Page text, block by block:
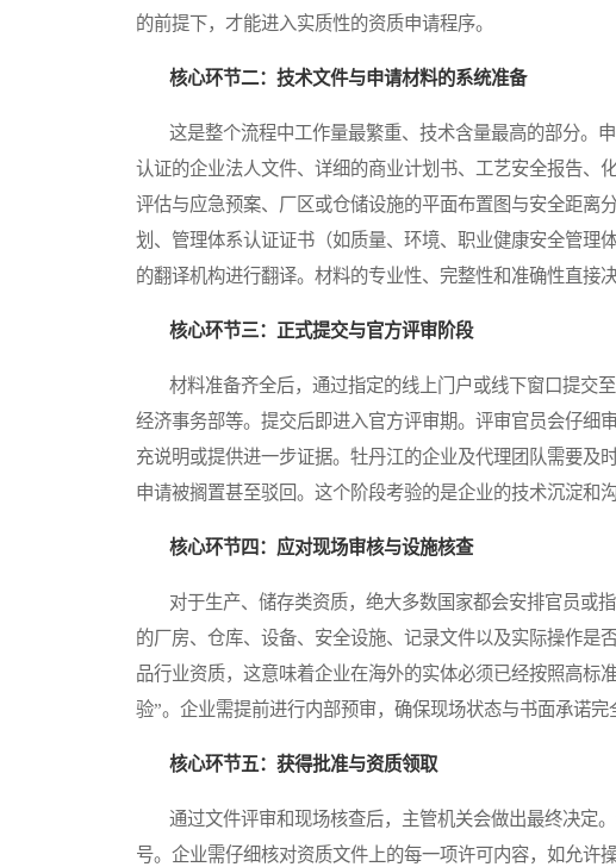
的前提下，才能进入实质性的资质申请程序。
核心环节二：技术文件与申请材料的系统准备
这是整个流程中工作量最繁重、技术含量最高的部分。
认证的企业法人文件、详细的商业计划书、工艺安全报告、
评估与应急预案、厂区或仓储设施的平面布置图与安全距离
划、管理体系认证证书（如质量、环境、职业健康安全管理
的翻译机构进行翻译。材料的专业性、完整性和准确性直接
核心环节三：正式提交与官方评审阶段
材料准备齐全后，通过指定的线上门户或线下窗口提交
经济事务部等。提交后即进入官方评审期。评审官员会仔细
充说明或提供进一步证据。牡丹江的企业及代理团队需要及
申请被搁置甚至驳回。这个阶段考验的是企业的技术沉淀和沟
核心环节四：应对现场审核与设施核查
对于生产、储存类资质，绝大多数国家都会安排官员或
的厂房、仓库、设备、安全设施、记录文件以及实际操作是
品行业资质，这意味着企业在海外的实体必须已经按照高标
验”。企业需提前进行内部预审，确保现场状态与书面承诺完
核心环节五：获得批准与资质领取
通过文件评审和现场核查后，主管机关会做出最终决定
号。企业需仔细核对资质文件上的每一项许可内容，如允许